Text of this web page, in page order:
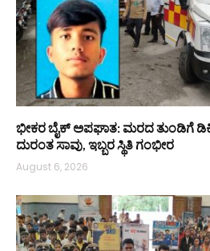
ಭೀಕರ ಬೈಕ್ ಅಪಘಾತ: ಮರದ ತುಂಡಿಗೆ
ದುರಂತ ಸಾವು, ಇಬ್ಬರ ಸ್ಥಿತಿ ಗಂಭೀರ
August 6, 2026